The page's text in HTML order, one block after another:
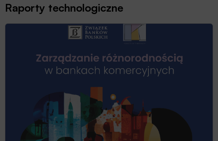
Raporty technologiczne